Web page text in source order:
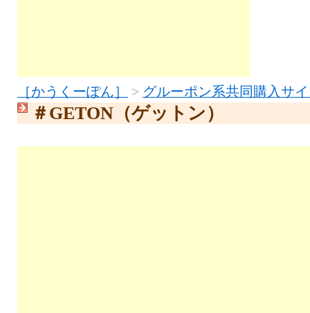
［かうくーぽん］ > グルーポン系共同購入サ
＃GETON（ゲットン）